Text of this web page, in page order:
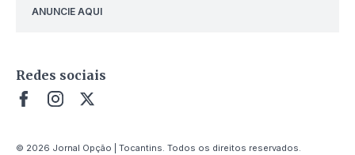
ANUNCIE AQUI
Redes sociais
© 2026 Jornal Opção | Tocantins. Todos os direitos reservados.